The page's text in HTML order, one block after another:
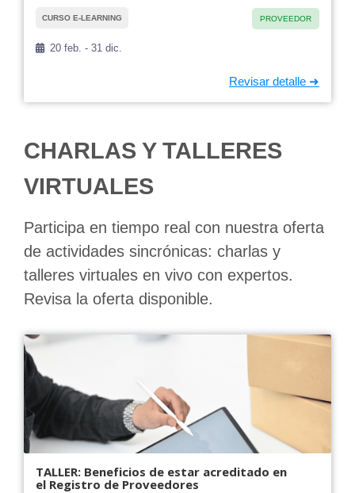
CURSO E-LEARNING PROVEEDOR
20 feb. - 31 dic.
CHARLAS Y TALLERES
VIRTUALES
Participa en tiempo real con nuestra oferta
de actividades sincrónicas: charlas y
talleres virtuales en vivo con expertos.
Revisa la oferta disponible.
TALLER: Beneficios de estar acreditado en
el Registro de Proveedores